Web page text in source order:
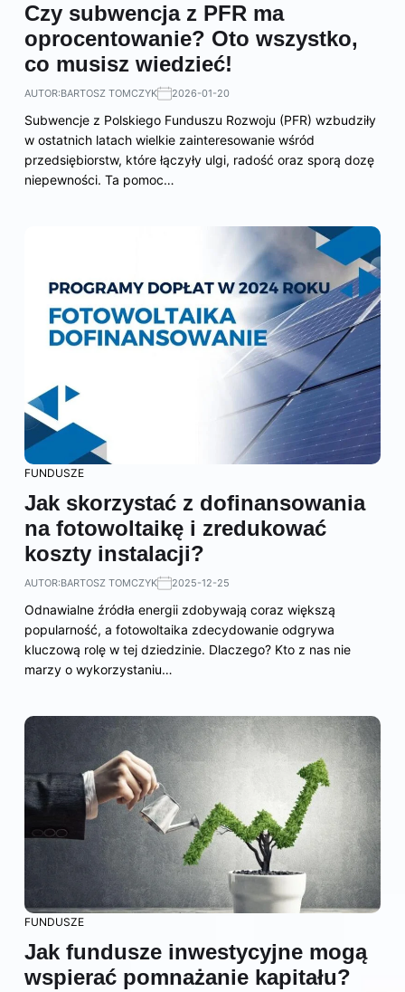
Czy subwencja z PFR ma
oprocentowanie? Oto wszystko,
co musisz wiedzieć!
AUTOR:BARTOSZ TOMCZYK 2026-01-20
Subwencje z Polskiego Funduszu Rozwoju (PFR) wzbudziły
w ostatnich latach wielkie zainteresowanie wśród
przedsiębiorstw, które łączyły ulgi, radość oraz sporą dozę
niepewności. Ta pomoc…
FUNDUSZE
Jak skorzystać z dofinansowania
na fotowoltaikę i zredukować
koszty instalacji?
AUTOR:BARTOSZ TOMCZYK 2025-12-25
Odnawialne źródła energii zdobywają coraz większą
popularność, a fotowoltaika zdecydowanie odgrywa
kluczową rolę w tej dziedzinie. Dlaczego? Kto z nas nie
marzy o wykorzystaniu…
FUNDUSZE
Jak fundusze inwestycyjne mogą
wspierać pomnażanie kapitału?